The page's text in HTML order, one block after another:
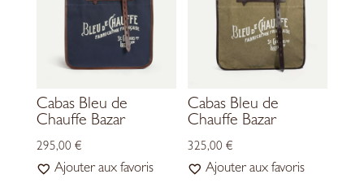
Cabas Bleu de
Chauffe Bazar
295,00 €
Ajouter aux favoris
Cabas Bleu de
Chauffe Bazar
325,00€
Ajouter aux favoris